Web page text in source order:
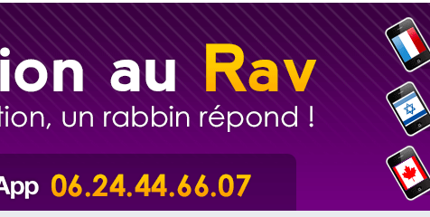
dans Torah-Box Music
de faire un don pour Tsédaka : pauvres d'Israel
Visions de grandeur n°104 : Le Chabbath et le Birkat Hamazone à travers le temps
Maasser
étudier en groupe sur Zoom